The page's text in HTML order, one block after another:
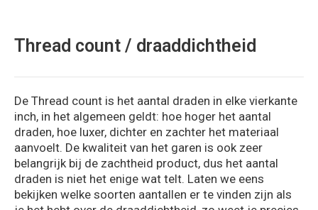
Thread count / draaddichtheid
De Thread count is het aantal draden in elke vierkante
inch, in het algemeen geldt: hoe hoger het aantal
draden, hoe luxer, dichter en zachter het materiaal
aanvoelt. De kwaliteit van het garen is ook zeer
belangrijk bij de zachtheid product, dus het aantal
draden is niet het enige wat telt. Laten we eens
bekijken welke soorten aantallen er te vinden zijn als